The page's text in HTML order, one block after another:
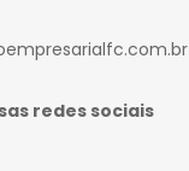
redes sociais